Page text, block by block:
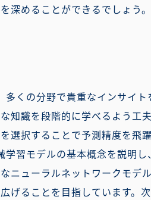
深めることができるでしょう。
くの分野で貴重なインサイ
知識を段階的に学べるよう工
選択することで予測精度を飛
習モデルの基本概念を説明
ニューラルネットワークモデ
げることを目指しています。